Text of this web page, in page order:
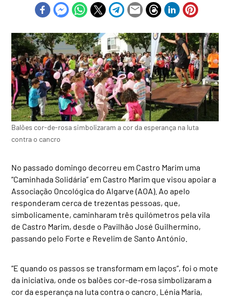
Balões cor-de-rosa simbolizaram a cor da esperança na luta
contra o cancro
No passado domingo decorreu em Castro Marim uma
“Caminhada Solidária” em Castro Marim que visou apoiar a
Associação Oncológica do Algarve (AOA). Ao apelo
responderam cerca de trezentas pessoas, que,
simbolicamente, caminharam três quilómetros pela vila
de Castro Marim, desde o Pavilhão José Guilhermino,
passando pelo Forte e Revelim de Santo António.
“E quando os passos se transformam em laços”, foi o mote
da iniciativa, onde os balões cor-de-rosa simbolizaram a
cor da esperança na luta contra o cancro. Lénia Maria,